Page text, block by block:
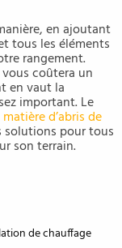
en ajoutant
tous les éléments
rangement.
coûtera un
en vaut la
important. Le
d’abris de
solutions pour tous
son terrain.
de chauffage